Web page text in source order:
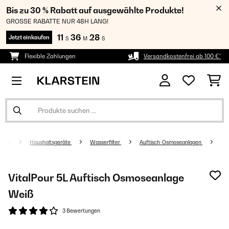
Bis zu 30 % Rabatt auf ausgewählte Produkte!
GROSSE RABATTE NUR 48H LANG!
Jetzt einkaufen 11 S 36 M 28 S
Flexible Zahlungen Versandkostenfrei ab 100 €*
Haushaltsgeräte Wasserfilter Auftisch-Osmoseanlagen
VitalPour 5L Auftisch Osmoseanlage​
Weiß
3 Bewertungen